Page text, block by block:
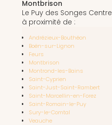
Montbrison
Le Puy des Songes
à proximité de :
Andrézieux-Bouthéon
Boën-sur-Lignon
Feurs
Montbrison
Montrond-les-Bains
Saint-Cyprien
Saint-Just-Saint-Rambert
Saint-Marcellin-en-Forez
Saint-Romain-le-Puy
Sury-le-Comtal
Veauche